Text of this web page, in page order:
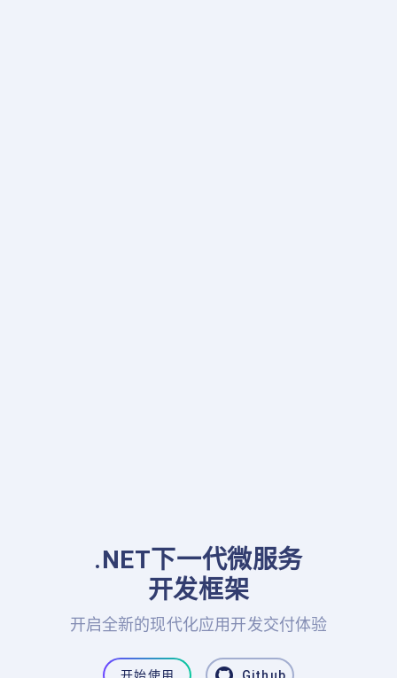
.NET下一代微服务
开发框架
开启全新的现代化应用开发交付体验